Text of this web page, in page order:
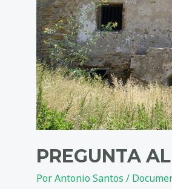
PREGUNTA
PorAntonio Santos /